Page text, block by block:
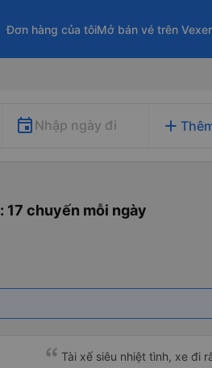
Đơn hàng của tôiMở bán vé trên
Nhập ngày đi add
: 17 chuyến mỗi ngày
Tài xế siêu nhiệt tình, xe đi